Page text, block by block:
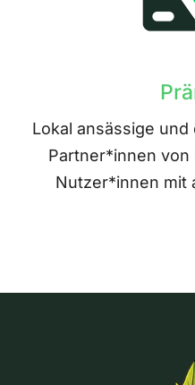
Lokal ansässige
Partner*innen von
Nutzer*innen mit